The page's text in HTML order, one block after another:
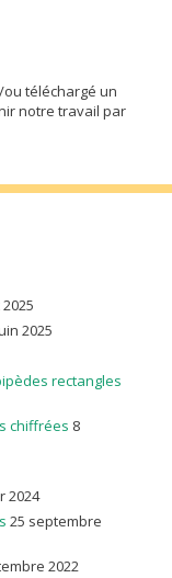
téléchargé un
notre travail par
2025
rectangles
chiffrées 8
2024
25 septembre
2022